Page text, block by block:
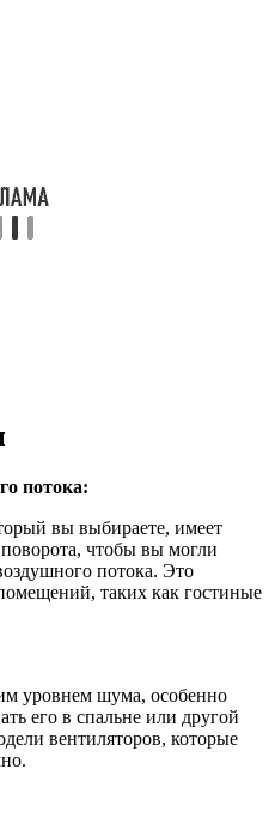
потока:
вы выбираете, имеет
чтобы вы могли
потока. Это
таких как гостиные
уровнем шума, особенно
его в спальне или другой
вентиляторов, которые